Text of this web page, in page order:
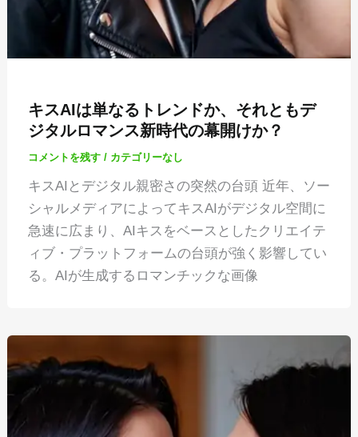
キスAIは単なるトレンドか、それともデ
ジタルロマンス新時代の幕開けか？
コメントを残す / カテゴリーなし
キスAIとデジタル親密さの突然の台頭 近年、ソー
シャルメディアによってキスAIがデジタル空間に
急速に広まり、AIキスをベースとしたクリエイテ
ィブ・プラットフォームの台頭が強く影響してい
る。AIが生成するロマンチックな画像